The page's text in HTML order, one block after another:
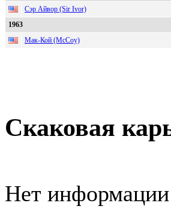
Сэр Айвор (Sir Ivor)
1963
Мак-Кой (McCoy)
Скаковая
Нет информации